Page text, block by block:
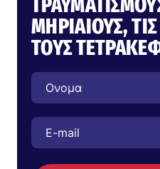
ΜΗΡΙΑΊΟΥΣ,
ΤΟΥΣ